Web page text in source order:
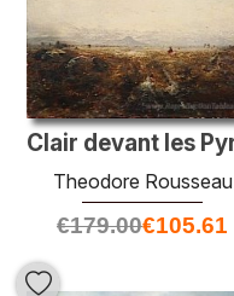
Theodore Rousseau
€179.00€105.61